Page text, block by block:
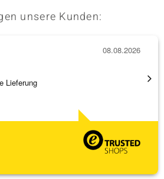
unsere Kunden:
Lieferung
08.08.2026